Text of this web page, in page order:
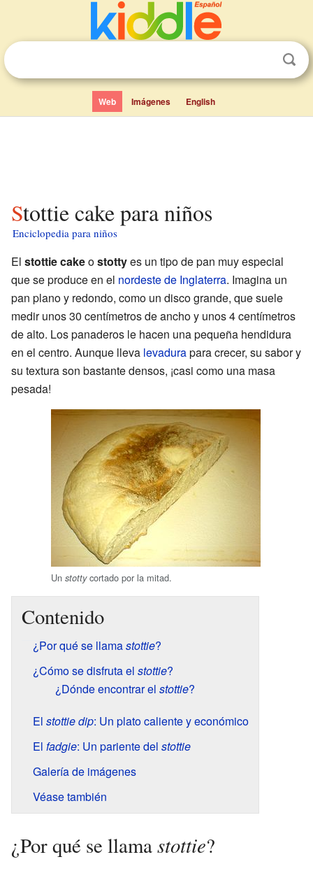
Web Imágenes English
Stottie cake para niños
Enciclopedia para niños
El stottie cakeostottyes un tipo de pan muy especial
que se produce en el nordeste de Inglaterra. Imagina un
pan plano y redondo, como un disco grande, que suele
medir unos 30 centímetros de ancho y unos 4 centímetros
de alto. Los panaderos le hacen una pequeña hendidura
en el centro. Aunque lleva levadurapara crecer, su sabor y
su textura son bastante densos, ¡casi como una masa
pesada!
Un stottycortado por la mitad.
Contenido
¿Por qué se llamastottie?
¿Cómo se disfruta el stottie?
¿Dónde encontrar el stottie?
El stottie dip: Un plato caliente y económico
El fadgie: Un pariente del stottie
Galería de imágenes
Véase también
¿Por qué se llamastottie?